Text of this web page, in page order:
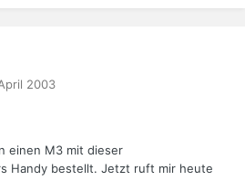
2003
einen M3 mit dieser
Handy bestellt. Jetzt ruft mir heute